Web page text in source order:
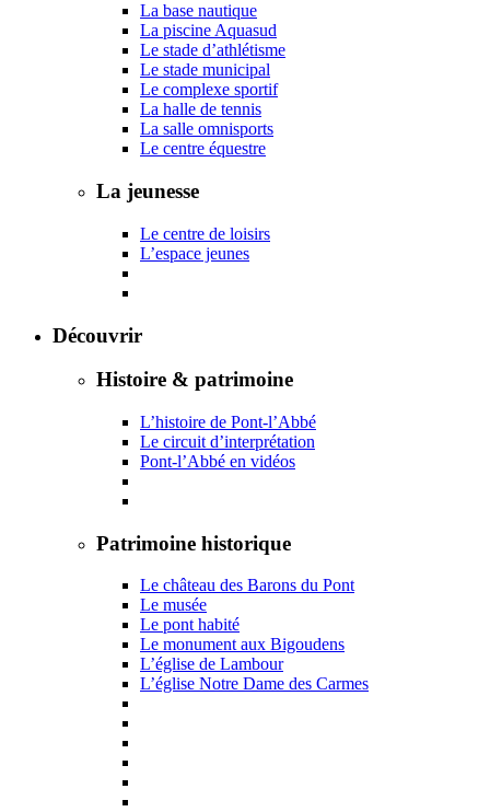
La base nautique
La piscine Aquasud
Le stade d’athlétisme
Le stade municipal
Le complexe sportif
La halle de tennis
La salle omnisports
Le centre équestre
La jeunesse
Le centre de loisirs
L’espace jeunes
Découvrir
Histoire & patrimoine
L’histoire de Pont-l’Abbé
Le circuit d’interprétation
Pont-l’Abbé en vidéos
Patrimoine historique
Le château des Barons du Pont
Le musée
Le pont habité
Le monument aux Bigoudens
L’église de Lambour
L’église Notre Dame des Carmes